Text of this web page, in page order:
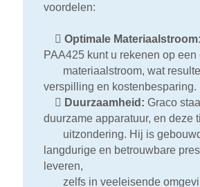
voordelen:
 Optimale Materiaalstroom:
PAA425 kunt u rekenen op
materiaalstroom, wat
verspilling en kostenbesparing.
 Duurzaamheid: Graco
duurzame apparatuur, en deze
uitzondering. Hij is
langdurige en betrouwbare
leveren,
zelfs in veeleisende